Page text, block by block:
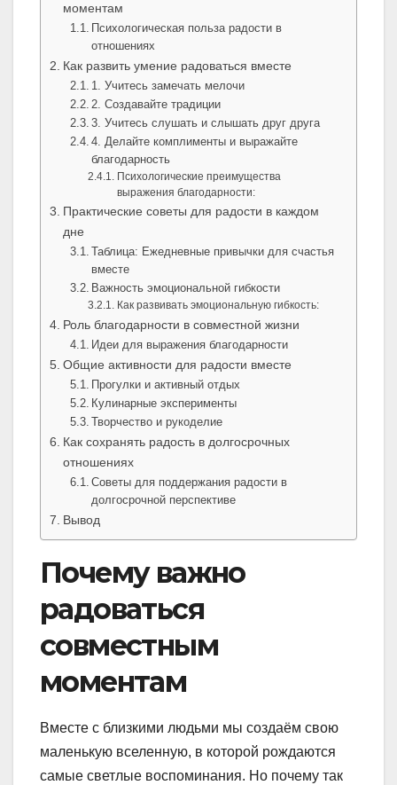
моментам
Психологическая польза радости в
отношениях
Как развить умение радоваться вместе
1. Учитесь замечать мелочи
2. Создавайте традиции
3. Учитесь слушать и слышать друг друга
4. Делайте комплименты и выражайте
благодарность
Психологические преимущества
выражения благодарности:
Практические советы для радости в каждом
дне
Таблица: Ежедневные привычки для счастья
вместе
Важность эмоциональной гибкости
Как развивать эмоциональную гибкость:
Роль благодарности в совместной жизни
Идеи для выражения благодарности
Общие активности для радости вместе
Прогулки и активный отдых
Кулинарные эксперименты
Творчество и рукоделие
Как сохранять радость в долгосрочных
отношениях
Советы для поддержания радости в
долгосрочной перспективе
Вывод
Почему важно
радоваться
совместным
моментам
Вместе с близкими людьми мы создаём свою
маленькую вселенную, в которой рождаются
самые светлые воспоминания. Но почему так